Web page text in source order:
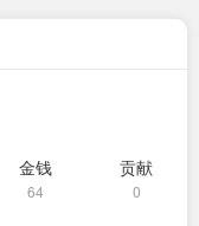
金钱
64
贡献
0